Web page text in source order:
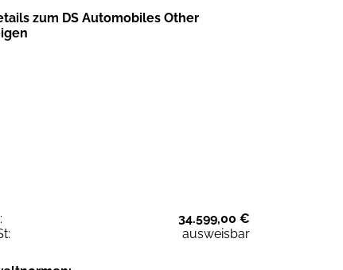
zum DS Automobiles Other
34.599,00 €
ausweisbar